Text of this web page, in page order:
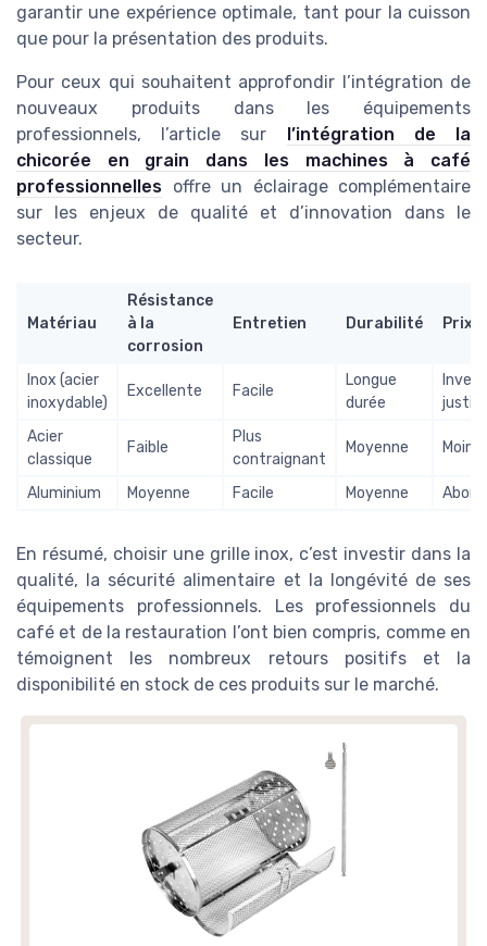
garantir une expérience optimale, tant pour la cuisson
que pour la présentation des produits.
Pour ceux qui souhaitent approfondir l’intégration de
nouveaux produits dans les équipements
professionnels, l’article sur l’intégration de la
chicorée en grain dans les machines à café
professionnelles offre un éclairage complémentaire
sur les enjeux de qualité et d’innovation dans le
secteur.
Matériau
Résistance
à la
corrosion
Entretien Durabilité Prix
Inox (acier
inoxydable)
Excellente Facile
Longue
durée
Acier
classique
Faible
Plus
contraignant
Moyenne
Aluminium Moyenne Facile Moyenne
En résumé, choisir une grille inox, c’est investir dans la
qualité, la sécurité alimentaire et la longévité de ses
équipements professionnels. Les professionnels du
café et de la restauration l’ont bien compris, comme en
témoignent les nombreux retours positifs et la
disponibilité en stock de ces produits sur le marché.